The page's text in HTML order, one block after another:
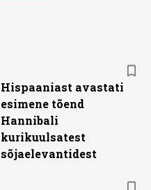
Hispaaniast avastati
esimene tõend
Hannibali
kurikuulsatest
sõjaelevantidest